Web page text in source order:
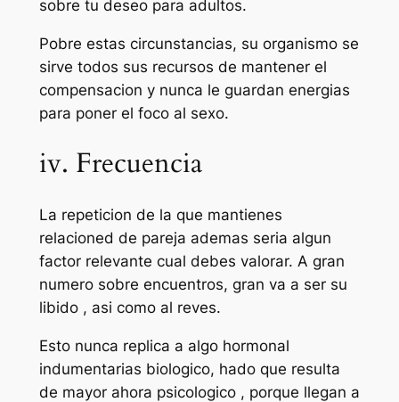
sobre tu deseo para adultos.
Pobre estas circunstancias, su organismo se
sirve todos sus recursos de mantener el
compensacion y nunca le guardan energias
para poner el foco al sexo.
iv. Frecuencia
La repeticion de la que mantienes
relacioned de pareja ademas seria algun
factor relevante cual debes valorar. A gran
numero sobre encuentros, gran va a ser su
libido , asi como al reves.
Esto nunca replica a algo hormonal
indumentarias biologico, hado que resulta
de mayor ahora psicologico , porque llegan a